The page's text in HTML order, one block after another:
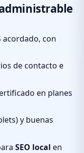
acordado, con
de contacto e
en planes
y buenas
SEO local en